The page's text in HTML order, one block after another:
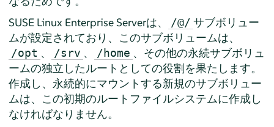
SUSE Linux Enterprise Serverは、 /@/ サブボリュー
ムが設定されており、このサブボリュームは、
/opt 、 /srv 、 /home 、その他の永続サブボリュ
ームの独立したルートとしての役割を果たします。
作成し、永続的にマウントする新規のサブボリュー
ムは、この初期のルートファイルシステムに作成し
なければなりません。